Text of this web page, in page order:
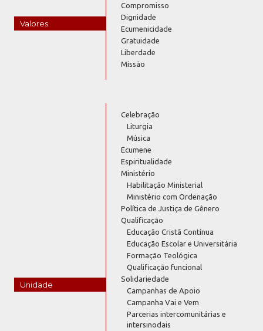
Valores
Compromisso
Dignidade
Ecumenicidade
Gratuidade
Liberdade
Missão
Unidade
Celebração
Liturgia
Música
Ecumene
Espiritualidade
Ministério
Habilitação Ministerial
Ministério com Ordenação
Política de Justiça de Gênero
Qualificação
Educação Cristã Contínua
Educação Escolar e Universitária
Formação Teológica
Qualificação funcional
Solidariedade
Campanhas de Apoio
Campanha Vai e Vem
Parcerias intercomunitárias e
intersinodais